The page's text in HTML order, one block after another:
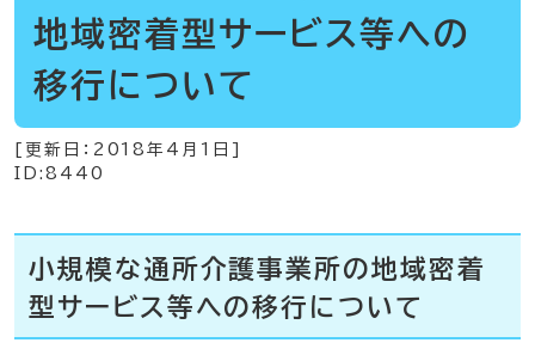
地域密着型サービス等への
移行について
[更新日： 2018年4月1日
ID:8440
小規模な通所介護事業所の地域密着
型サービス等への移行について